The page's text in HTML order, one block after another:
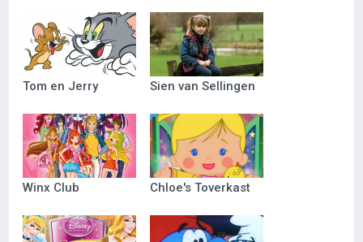
Tom en Jerry Sien van Sellingen
Winx Club Chloe's Toverkast